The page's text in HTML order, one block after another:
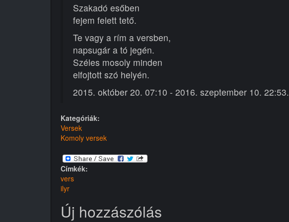
Szakadó esőben
fejem felett tető.
Te vagy a rím a versben,
napsugár a tó jegén.
Széles mosoly minden
elfojtott szó helyén.
2015. október 20. 07:10 - 2016. szeptember 10. 22:53.
Kategóriák:
Versek
Komoly versek
Címkék:
vers
ilyr
Új hozzászólás